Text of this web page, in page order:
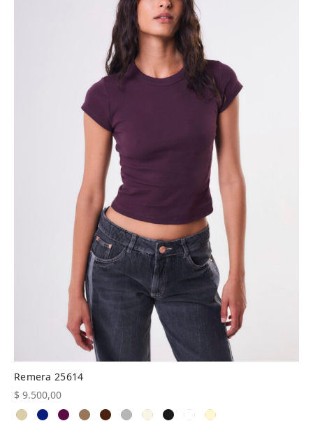
Remera 25614
$ 9.500,00